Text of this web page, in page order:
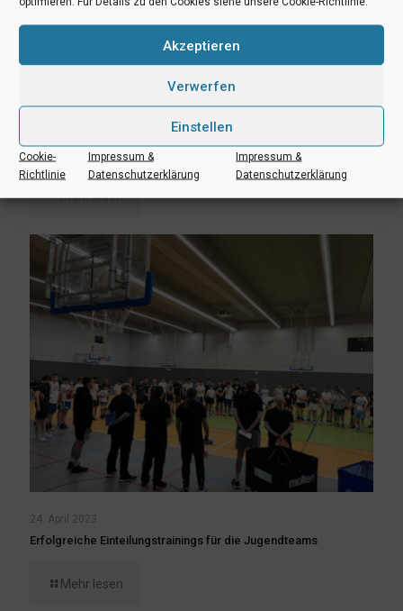
Akzeptieren
Verwerfen
Einstellen
Cookie-
Richtlinie
Impressum &
Datenschutzerklärung
Impressum &
Datenschutzerklärung
Vorbereitungsturnier: U14, JBBL & NBBL / aktuelle Ergebnisse
von Tag 1 und 2
Mehr lesen
24. April 2023
Erfolgreiche Einteilungstrainings für die Jugendteams
Mehr lesen